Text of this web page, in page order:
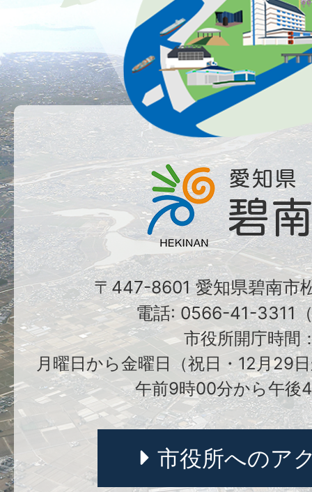
〒447-8601 愛知県碧南市
電話: 0566-41-3311
市役所開庁時間
月曜日から金曜日（祝日・12月29
午前9時00分から午後
市役所へのア